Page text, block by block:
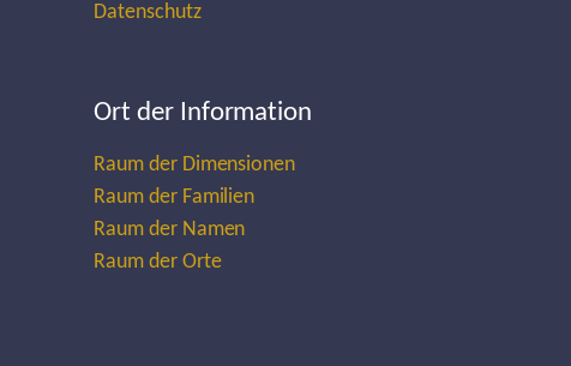
Datenschutz
Ort der Information
Raum der Dimensionen
Raum der Familien
Raum der Namen
Raum der Orte